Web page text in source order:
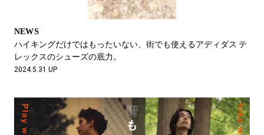
NEWS
ハイキングだけではもったいない、街でも使えるアディダス テ
レックスのシューズの底力。
2024.5.31 UP